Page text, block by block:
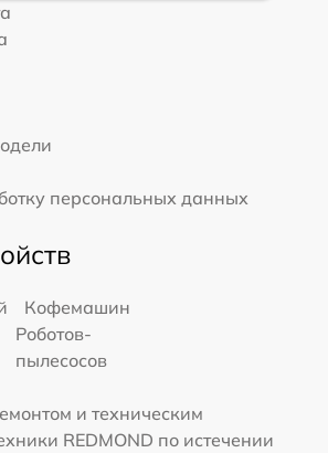
персональных данных
Кофемашин
Роботов-
пылесосов
и техническим
REDMOND по истечении